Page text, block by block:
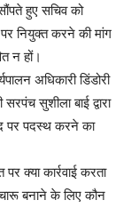
हुए सचिव को
नियुक्त करने की मांग
न हों।
अधिकारी डिंडोरी
सुशीला बाई द्वारा
पर पदस्थ करने का
क्या कार्रवाई करता
बनाने के लिए कौन